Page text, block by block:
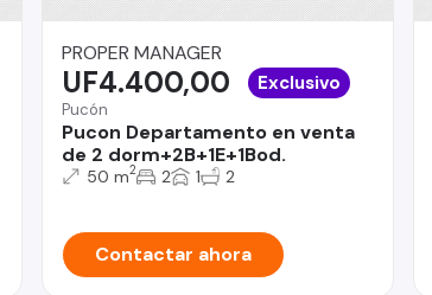
PROPER MANAGER
Pucón
Pucon Departamento en venta
de 2 dorm+2B+1E+1Bod.
UF4.400,00 Exclusivo
50 m2 2 1 2
Contactar ahora